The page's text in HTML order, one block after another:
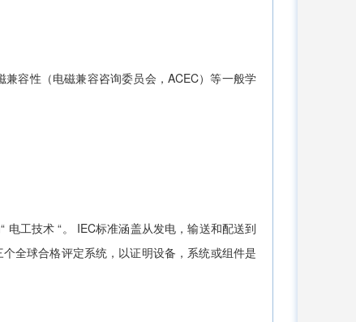
容性（电磁兼容咨询委员会，ACEC）等一般学
电工技术 “。 IEC标准涵盖从发电，输送和配送到
全球合格评定系统，以证明设备，系统或组件是